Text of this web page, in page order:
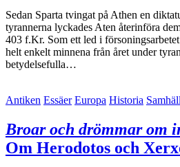
Sedan Sparta tvingat på Athen en
tyrannerna lyckades Aten återinföra
403 f.Kr. Som ett led i
helt enkelt minnena från året under
betydelsefulla…
Antiken Essäer Europa Historia
Broar och drömmar om
Om Herodotos och